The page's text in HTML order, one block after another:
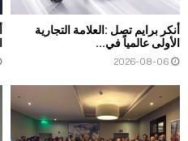
أنكر برايم تصل :العلامة التجارية
الأولى عالمياً في...
2026-08-06